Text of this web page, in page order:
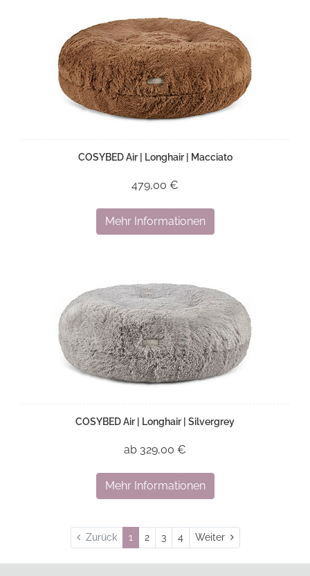
COSYBED Air | Longhair | Macciato
479,00 €
Mehr Informationen
COSYBED Air | Longhair | Silvergrey
ab 329,00 €
Mehr Informationen
Zurück 1 2 3 4 Weiter Weiter